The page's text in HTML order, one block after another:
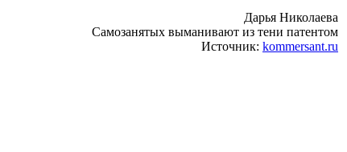
Дарья Николаева
Самозанятых выманивают из тени патентом
Источник: kommersant.ru